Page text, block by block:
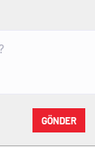
GÖNDER